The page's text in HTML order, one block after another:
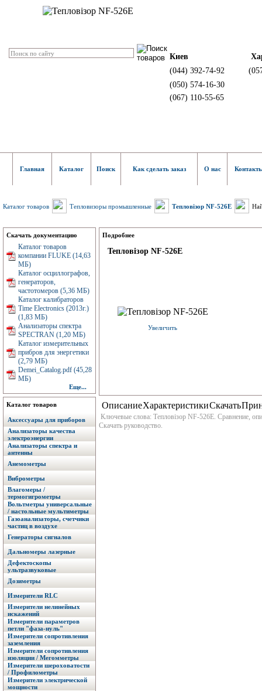
Киев
(044) 392-74-92
(050) 574-16-30
(067) 110-55-65
Главная Каталог Поиск Как сделать заказ О нас
Каталог товаров Тепловизоры промышленные Тепловізор NF-526E
Скачать документацию
Каталог товаров
компании FLUKE (14,63
МБ)
Каталог осциллографов,
генераторов,
частотомеров (5,36 МБ)
Каталог калибраторов
Time Electronics (2013г.)
(1,83 МБ)
Анализаторы спектра
SPECTRAN (1,20 МБ)
Каталог измерительных
прибров для энергетики
(2,79 МБ)
Demei_Catalog.pdf (45,28
МБ)
Еще...
Каталог товаров
Аксессуары для приборов
Анализаторы качества
электроэнергии
Анализаторы спектра и
антенны
Анемометры
Виброметры
Влагомеры /
термогигрометры
Вольтметры универсальные
/ настольные мультиметры
Газоанализаторы, счетчики
частиц в воздухе
Генераторы сигналов
Дальномеры лазерные
Дефектоскопы
ультразвуковые
Дозиметры
Измерители RLC
Измерители нелинейных
искажений
Измерители параметров
петли "фаза-нуль"
Измерители сопротивления
заземления
Измерители сопротивления
изоляции / Мегомметры
Измерители шероховатости
/ Профилометры
Измерители электрической
мощности
Подробнее
Тепловізор NF-526E
Увеличить
ОписаниеХарактеристикиСкачать
Ключевые слова: Тепловізор NF-526E. Сравнение,
Скачать руководство.